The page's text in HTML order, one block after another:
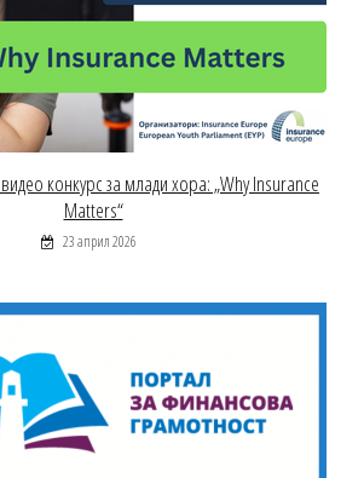
конкурс за млади хора: „Why Insurance
Matters“
23 април 2026